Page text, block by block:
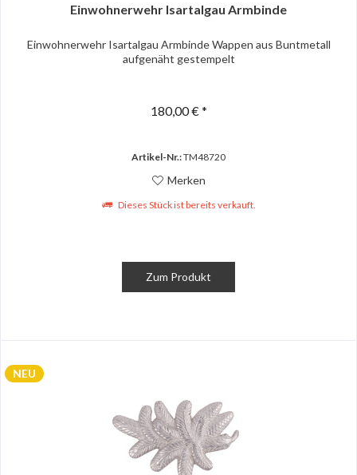
Einwohnerwehr Isartalgau Armbinde
Einwohnerwehr Isartalgau Armbinde Wappen aus Buntmetall
aufgenäht gestempelt
180,00 € *
Artikel-Nr.:TM48720
Merken
Dieses Stück ist bereits verkauft.
Zum Produkt
NEU